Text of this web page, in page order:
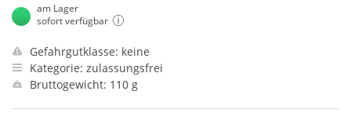
am Lager
sofort verfügbar
Gefahrgutklasse: keine
Kategorie: zulassungsfrei
Bruttogewicht: 110 g